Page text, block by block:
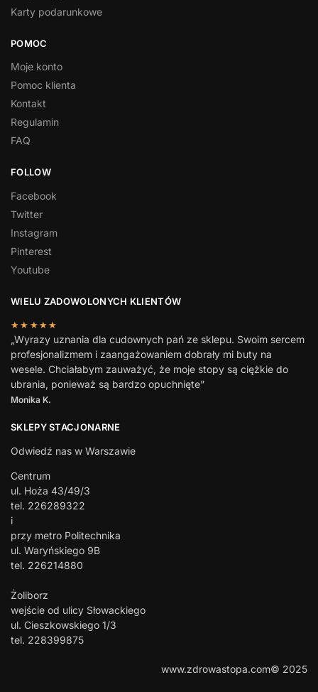
Karty podarunkowe
POMOC
Moje konto
Pomoc klienta
Kontakt
Regulamin
FAQ
FOLLOW
Facebook
Twitter
Instagram
Pinterest
Youtube
WIELU ZADOWOLONYCH KLIENTÓW
★★★★★
„Wyrazy uznania dla cudownych pań ze sklepu. Swoim sercem
profesjonalizmem i zaangażowaniem dobrały mi buty na
wesele. Chciałabym zauważyć, że moje stopy są ciężkie do
ubrania, ponieważ są bardzo opuchnięte”
Monika K.
SKLEPY STACJONARNE
Odwiedź nas w Warszawie
Centrum
ul. Hoża 43/49/3
tel. 226289322
i
przy metro Politechnika
ul. Waryńskiego 9B
tel. 226214880
Żoliborz
wejście od ulicy Słowackiego
ul. Cieszkowskiego 1/3
tel. 228399875
www.zdrowastopa.com© 2025